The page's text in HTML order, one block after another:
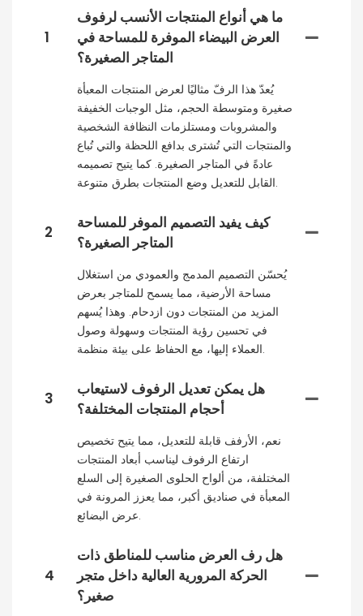
1
ما هي أنواع المنتجات الأنسب لرفوف
العرض البيضاء الموفرة للمساحة في
المتاجر الصغيرة؟
يُعدّ هذا الرفّ مثاليًا لعرض المنتجات المعبأة
صغيرة ومتوسطة الحجم، مثل الوجبات الخفيفة
والمشروبات ومستلزمات النظافة الشخصية
والمنتجات التي تُشترى بدافع اللحظة والتي تُباع
عادةً في المتاجر الصغيرة. كما يتيح تصميمه
القابل للتعديل وضع المنتجات بطرق متنوعة.
2
كيف يفيد التصميم الموفر للمساحة
المتاجر الصغيرة؟
يُحسّن التصميم المدمج والعمودي من استغلال
مساحة الأرضية، مما يسمح للمتاجر بعرض
المزيد من المنتجات دون ازدحام. وهذا يُسهم
في تحسين رؤية المنتجات وسهولة وصول
العملاء إليها، مع الحفاظ على بيئة منظمة.
3
هل يمكن تعديل الرفوف لاستيعاب
أحجام المنتجات المختلفة؟
نعم، الأرفف قابلة للتعديل، مما يتيح تخصيص
ارتفاع الرفوف ليناسب أبعاد المنتجات
المختلفة، من ألواح الحلوى الصغيرة إلى السلع
المعبأة في صناديق أكبر، مما يعزز المرونة في
عرض البضائع.
4
هل رف العرض مناسب للمناطق ذات
الحركة المرورية العالية داخل متجر
صغير؟